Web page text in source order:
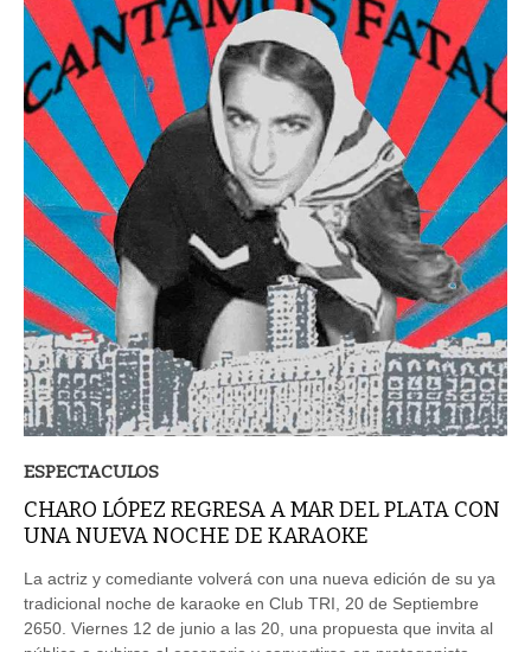
ESPECTACULOS
CHARO LÓPEZ REGRESA A MAR DEL PLATA CON
UNA NUEVA NOCHE DE KARAOKE
La actriz y comediante volverá con una nueva edición de su ya
tradicional noche de karaoke en Club TRI, 20 de Septiembre
2650. Viernes 12 de junio a las 20, una propuesta que invita al